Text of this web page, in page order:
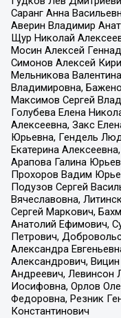
Саранг Анна
Аверин Владимир
Щур Николай
Мосин Алексей
Симонов Алексей
Мельникова
Владимировна,
Максимов Сергей
Голубева Елена
Алексеевна, Закс
Юрьевна, Гендель
Екатерина
Арапова Галина
Прохоров Вадим
Подузов Сергей
Вячеславовна,
Сергей Маркович,
Анатолий Ефимович,
Петрович,
Александра
Александрович,
Андреевич, Левинсон
Иосифовна, Орлов
Федоровна, Резник
Константинович